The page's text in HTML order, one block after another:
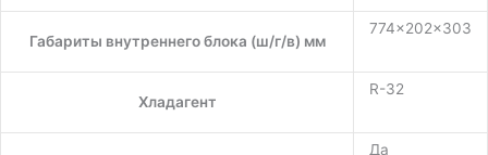
Габариты внутреннего блока (ш/г/в) мм
774×202×303
Хладагент
R-32
Да